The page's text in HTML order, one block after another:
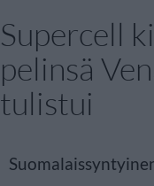
Supercell
pelinsä
tulistui